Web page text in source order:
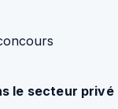
le secteur privé